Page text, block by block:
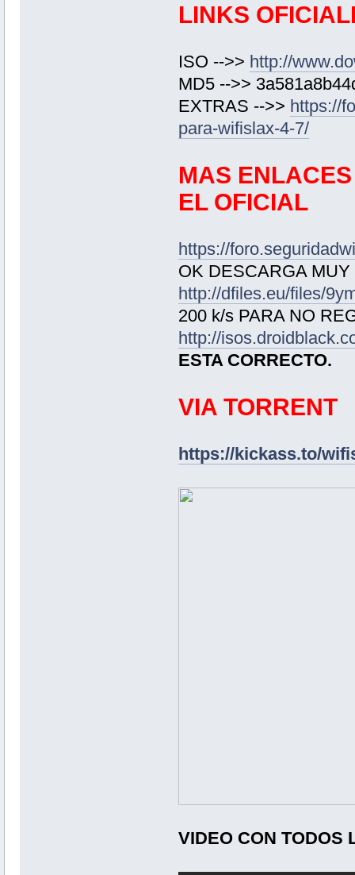
LINKS
ISO -->> http://
MD5 -->>
EXTRAS -->> https://
para-wifislax-4-7/
MAS
EL OFICIAL
https://
OK DESCARGA
http://dfiles.eu/files/
200 k/s PARA NO
http://
ESTA CORRECTO.
VIA TORRENT
https://kickass.to/
VIDEO CON TODOS